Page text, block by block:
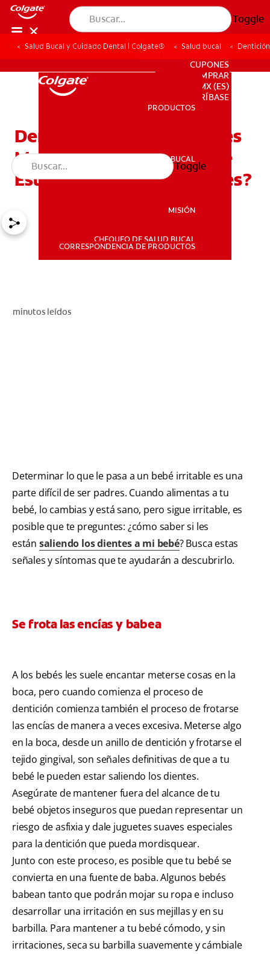
Toggle
PRODUCTOS
SALUD BUCAL
PARA PROFESIONALES
CUPONES
DONDE COMPRAR
MX (ES)
SUSCRÍBASE
PRODUCTOS
SALUD BUCAL
MISIÓN
CHEQUEO DE SALUD BUCAL
CORRESPONDENCIA DE PRODUCTOS
Toggle
Salud Bucal y Cuidado Dental | Colgate® Salud bucal
Dentición En Bebés DeTres
Meses: ¿Cómo Saber Si Le
Están Saliendo Los Dientes?
minutos leídos
Determinar lo que le pasa a un bebé irritable es una
parte difícil de ser padres. Cuando alimentas a tu
bebé, lo cambias y está sano, pero sigue irritable, es
posible que te preguntes: ¿cómo saber si les
están saliendo los dientes a mi bebé? Busca estas
señales y síntomas que te ayudarán a descubrirlo.
Se frota las encías y babea
A los bebés les suele encantar meterse cosas en la
boca, pero cuando comienza el proceso de
dentición comienza también el proceso de frotarse
las encías de manera a veces excesiva. Meterse algo
en la boca, desde un anillo de dentición y frotarse el
tejido gingival, son señales definitivas de que a tu
bebé le pueden estar saliendo los dientes.
Asegúrate de mantener fuera del alcance de tu
bebé objetos inseguros que puedan representar un
riesgo de asfixia y dale juguetes suaves especiales
para la dentición que pueda mordisquear.
Junto con este proceso, es posible que tu bebé se
convierta en una fuente de baba. Algunos bebés
babean tanto que podrán mojar su ropa e incluso
desarrollar una irritación en sus mejillas y en su
barbilla. Para mantener a tu bebé cómodo, y sin
irritaciones, seca su barbilla suavemente y cámbiale